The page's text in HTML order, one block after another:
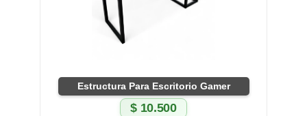
Estructura Para Escritorio Gamer
$10.500